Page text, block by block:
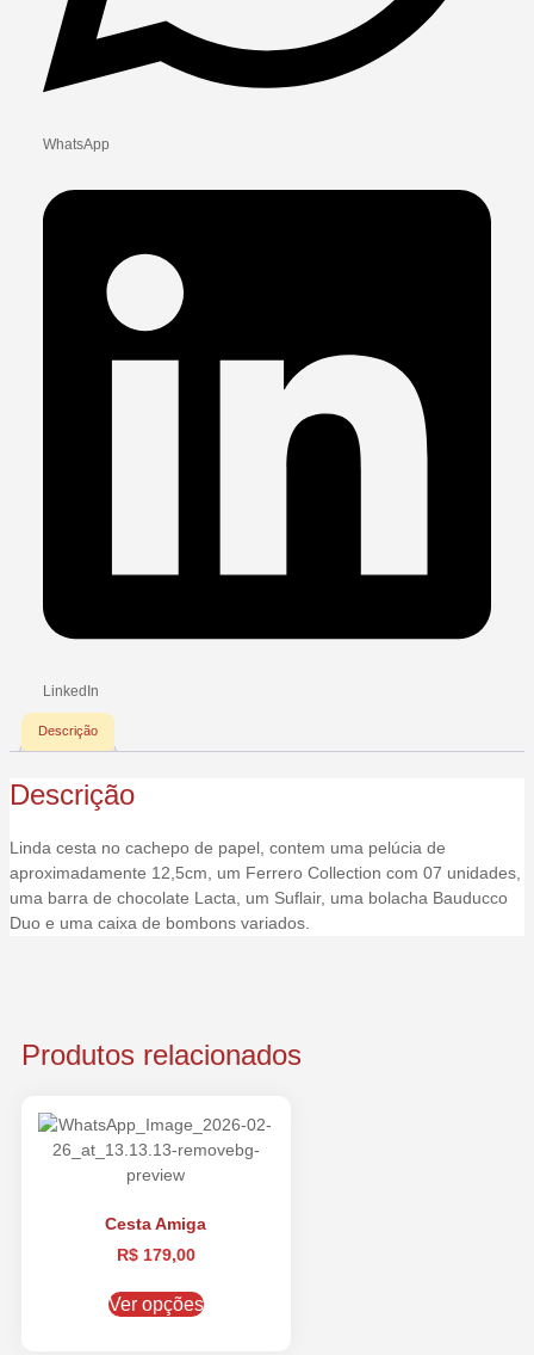
WhatsApp
LinkedIn
Descrição
Descrição
Linda cesta no cachepo de papel, contem uma pelúcia de
aproximadamente 12,5cm, um Ferrero Collection com 07 unidades,
uma barra de chocolate Lacta, um Suflair, uma bolacha Bauducco
Duo e uma caixa de bombons variados.
Produtos relacionados
Cesta Amiga
R$179,00
Ver opções